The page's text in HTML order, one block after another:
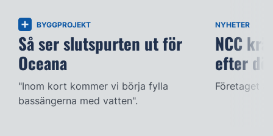
BYGGPROJEKT
Så ser slutspurten ut för
Oceana
"Inom kort kommer vi börja fylla
bassängerna med vatten".
NYHETER
NCC
efter
Företaget